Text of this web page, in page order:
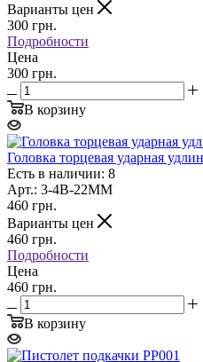
Варианты цен
300 грн.
Подробности
Цена
300 грн.
В корзину
Головка торцевая ударная
Есть в наличии: 8
Арт.: 3-4B-22MM
460 грн.
Варианты цен
460 грн.
Подробности
Цена
460 грн.
В корзину